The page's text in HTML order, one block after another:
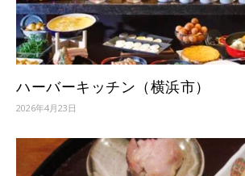
ハーバーキッチン（横浜市）
2026年4月23日